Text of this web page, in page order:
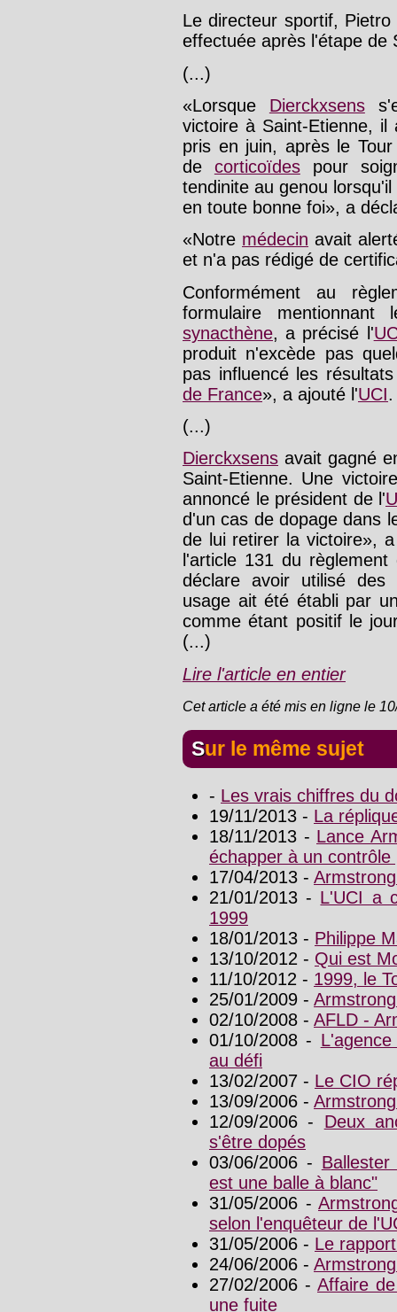
Le directeur sportif,
effectuée après l'étape de
(...)
«Lorsque Dierckxsens
victoire à Saint-Etienne,
pris en juin, après le
de corticoïdespour
tendinite au genou
en toute bonne foi», a
«Notre médecin avait
et n'a pas rédigé de
Conformément au
formulaire
synacthène, a précisé l'
produit n'excède pas
pas influencé les
de France», a ajouté l'UCI.
(...)
Dierckxsens avait gagné
Saint-Etienne. Une
annoncé le président de l'
d'un cas de dopage dans
de lui retirer la victoire»,
l'article 131 du règlement
déclare avoir utilisé des
usage ait été établi par
comme étant positif le
(...)
Lire l'article en entier
Cet article a été mis en ligne le
Sur le même sujet
- Les vrais chiffres du
19/11/2013 - La
18/11/2013 - Lance
échapper à un contrôle
17/04/2013 -
21/01/2013 - L'UCI a
1999
18/01/2013 - Philippe
13/10/2012 - Qui est
11/10/2012 - 1999, le
25/01/2009 -
02/10/2008 - AFLD -
01/10/2008 -
au défi
13/02/2007 - Le CIO
13/09/2006 -
12/09/2006 - Deux
s'être dopés
03/06/2006 -
est une balle à blanc"
31/05/2006 -
selon l'enquêteur de
31/05/2006 - Le
24/06/2006 -
27/02/2006 - Affaire
une fuite